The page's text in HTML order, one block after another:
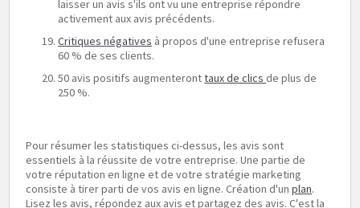
laisser un avis s'ils ont vu une entreprise répondre
activement aux avis précédents.
Critiques négatives à propos d'une entreprise refusera
60 % de ses clients.
50 avis positifs augmenteronttaux de clicsde plus de
250 %.
Pour résumer les statistiques ci-dessus, les avis sont
essentiels à la réussite de votre entreprise. Une partie de
votre réputation en ligne et de votre stratégie marketing
consiste à tirer parti de vos avis en ligne. Création d'unplan.
Lisez les avis, répondez aux avis et partagez des avis. C'est la